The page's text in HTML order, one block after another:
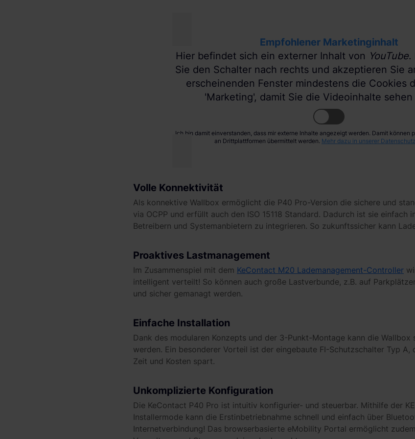
Empfohlener Marketinginhalt
Hier befindet sich ein externer Inhalt von YouTube.
Sie den Schalter nach rechts und akzeptieren Sie
erscheinenden Fenster mindestens die Cookies
'Marketing', damit Sie die Videoinhalte
Ich bin damit einverstanden, dass mir externe Inhalte angezeigt werden. Damit können
an Drittplattformen übermittelt werden. Mehr dazu in unserer
Volle Konnektivität
Als konnektive Wallbox ermöglicht die P40 Pro-Version die sichere und
via OCPP und erfüllt auch den ISO 15118 Standard. Dadurch ist sie einfach
Betreibern und Systemanbietern zu integrieren. So zukunftssicher kann
Proaktives Lastmanagement
Im Zusammenspiel mit dem KeContact M20 Lademanagement-Controller
intelligent verteilt! So können auch große Lastverbunde, z.B. auf
und sicher gemanagt werden.
Einfache Installation
Dank des modularen Konzepts und der 3-Punkt-Montage kann die
werden. Ein besonderer Vorteil ist der eingebaute FI-Schutzschalter Typ A,
Zeit und Kosten spart.
Unkomplizierte Konfiguration
Die KeContact P40 Pro ist intuitiv konfigurier- und steuerbar. Mithilfe der
Installermode kann die Erstinbetriebnahme schnell und einfach über
Internetverbindung! Das browserbasierte eMobility Portal ermöglicht